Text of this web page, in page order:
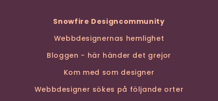
Snowfire Designcommunity
Webbdesignernas hemlighet
Bloggen - här händer det grejor
Kom med som designer
Webbdesigner sökes på följande orter